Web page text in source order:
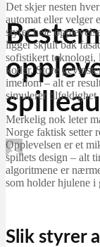
Blogg post
januar 26, 2026
Det skjer nesten
automat eller velger
styrer hele
ligger skjult bak
sofistikert teknologi,
koder. Store
imellom – alt er
simulerer tilfeldighet
Merkelig nok leter
Norge faktisk setter
Opplevelsen er et
spillets design – alt
algoritmene er
som holder hjulene i
Slik styrer